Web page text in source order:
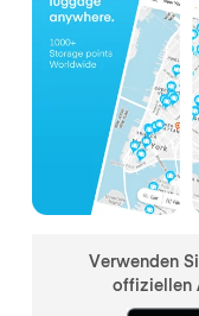
Verwenden
offiziellen